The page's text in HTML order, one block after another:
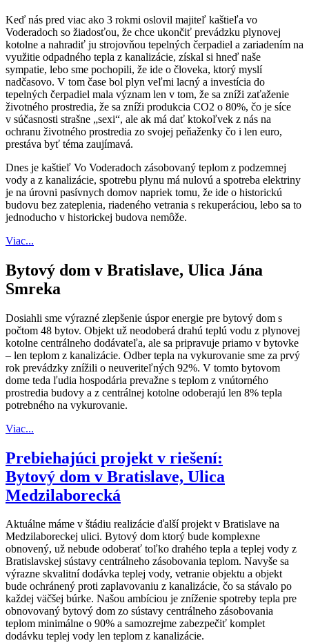
Keď nás pred viac ako 3 rokmi oslovil majiteľ kaštieľa vo
Voderadoch so žiadosťou, že chce ukončiť prevádzku plynovej
kotolne a nahradiť ju strojovňou tepelných čerpadiel a zariadením na
využitie odpadného tepla z kanalizácie, získal si hneď naše
sympatie, lebo sme pochopili, že ide o človeka, ktorý myslí
nadčasovo. V tom čase bol plyn veľmi lacný a investícia do
tepelných čerpadiel mala význam len v tom, že sa zníži zaťaženie
životného prostredia, že sa zníži produkcia CO2 o 80%, čo je síce
v súčasnosti strašne „sexi“, ale ak má dať ktokoľvek z nás na
ochranu životného prostredia zo svojej peňaženky čo i len euro,
prestáva byť téma zaujímavá.
Dnes je kaštieľ Vo Voderadoch zásobovaný teplom z podzemnej
vody a z kanalizácie, spotrebu plynu má nulovú a spotreba elektriny
je na úrovni pasívnych domov napriek tomu, že ide o historickú
budovu bez zateplenia, riadeného vetrania s rekuperáciou, lebo sa to
jednoducho v historickej budova nemôže.
Viac...
Bytový dom v Bratislave, Ulica Jána
Smreka
Dosiahli sme výrazné zlepšenie úspor energie pre bytový dom s
počtom 48 bytov. Objekt už neodoberá drahú teplú vodu z plynovej
kotolne centrálneho dodávateľa, ale sa pripravuje priamo v bytovke
– len teplom z kanalizácie. Odber tepla na vykurovanie sme za prvý
rok prevádzky znížili o neuveriteľných 92%. V tomto bytovom
dome teda ľudia hospodária prevažne s teplom z vnútorného
prostredia budovy a z centrálnej kotolne odoberajú len 8% tepla
potrebného na vykurovanie.
Viac...
Prebiehajúci projekt v riešení:
Bytový dom v Bratislave, Ulica
Medzilaborecká
Aktuálne máme v štádiu realizácie ďalší projekt v Bratislave na
Medzilaboreckej ulici. Bytový dom ktorý bude komplexne
obnovený, už nebude odoberať toľko drahého tepla a teplej vody z
Bratislavskej sústavy centrálneho zásobovania teplom. Navyše sa
výrazne skvalitní dodávka teplej vody, vetranie objektu a objekt
bude ochránený proti zaplavovaniu z kanalizácie, čo sa stávalo po
každej väčšej búrke. Našou ambíciou je zníženie spotreby tepla pre
obnovovaný bytový dom zo sústavy centrálneho zásobovania
teplom minimálne o 90% a samozrejme zabezpečiť komplet
dodávku teplej vody len teplom z kanalizácie.